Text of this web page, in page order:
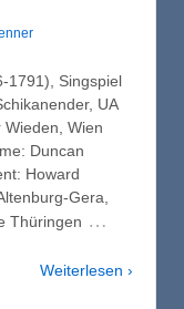
1791), Singspiel
UA
Wien
Duncan
Howard
Gera,
Thüringen …
Weiterlesen ›